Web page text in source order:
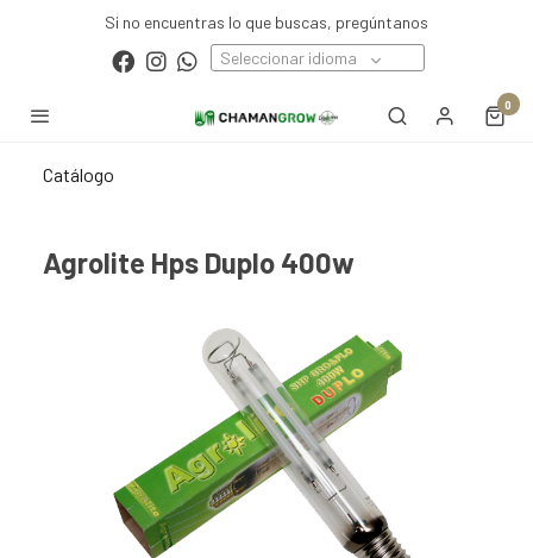
Si no encuentras lo que buscas, pregúntanos
Seleccionar idioma
0
Catálogo
Agrolite Hps Duplo 400w